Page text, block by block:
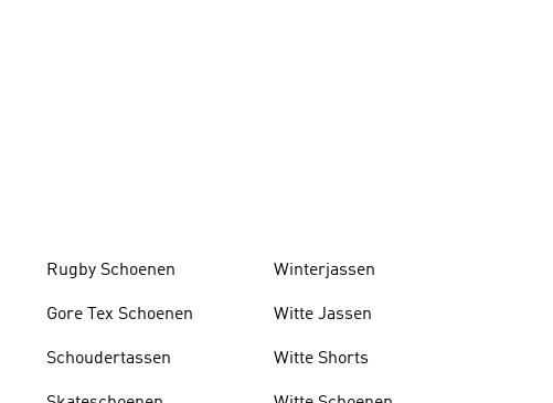
Rugby Schoenen
Gore Tex Schoenen
Schoudertassen
Winterjassen
Witte Jassen
Witte Shorts